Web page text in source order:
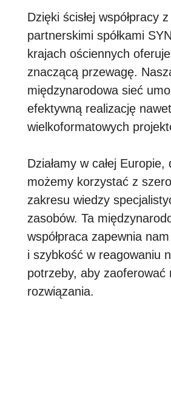
Dzięki ścisłej współpracy
partnerskimi spółkami
krajach ościennych
znaczącą przewagę.
międzynarodowa sieć
efektywną realizację
wielkoformatowych
Działamy w całej
możemy korzystać z
zakresu wiedzy
zasobów. Ta
współpraca zapewnia
i szybkość w reagowaniu
potrzeby, aby zaoferować
rozwiązania.